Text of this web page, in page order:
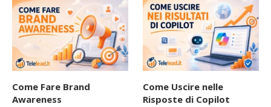
Come Fare Brand
Awareness
Come Uscire nelle
Risposte di Copilot